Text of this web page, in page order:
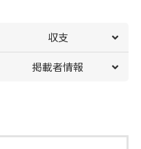
収支
掲載者情報